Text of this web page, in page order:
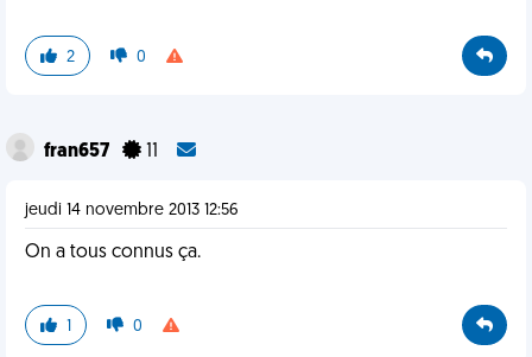
2 0
fran657
jeudi 14 novembre 2013 12:56
On a tous connus ça.
1 0